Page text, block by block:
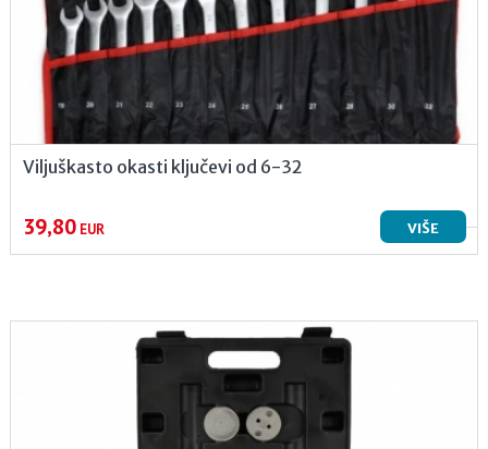
Viljuškasto okasti ključevi od 6-32
39,80EUR VIŠE